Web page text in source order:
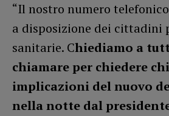
“Il nostro numero
a disposizione dei cittadini
sanitarie. Chiediamo a
chiamare per chiedere
implicazioni del nuovo
nella notte dal